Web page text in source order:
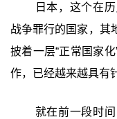
日本，这个在
战争罪行的国家，其
披着一层“正常国家
作，已经越来越具有
就在前一段时